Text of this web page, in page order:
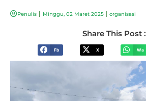
Penulis Minggu, 02 Maret 2025 organisasi
Share This Post :
Fb X Wa